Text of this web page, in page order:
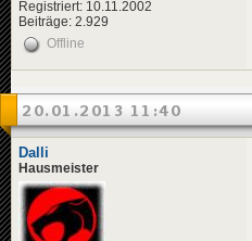
Registriert: 10.11.2002
Beiträge: 2.929
Offline
20.01.2013 11:40
Dalli
Hausmeister